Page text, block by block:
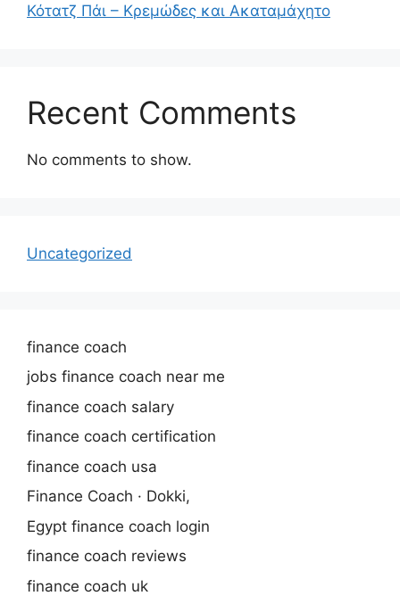
Κότατζ Πάι – Κρεμώδες και Ακαταμάχητο
Recent Comments
No comments to show.
Uncategorized
finance coach
jobs finance coach near me
finance coach salary
finance coach certification
finance coach usa
Finance Coach · Dokki,
Egypt finance coach login
finance coach reviews
finance coach uk